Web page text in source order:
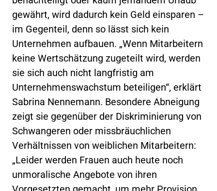
gewährt, wird dadurch kein Geld einsparen –
im Gegenteil, denn so lässt sich kein
Unternehmen aufbauen. „Wenn Mitarbeitern
keine Wertschätzung zugeteilt wird, werden
sie sich auch nicht langfristig am
Unternehmenswachstum beteiligen“, erklärt
Sabrina Nennemann. Besondere Abneigung
zeigt sie gegenüber der Diskriminierung von
Schwangeren oder missbräuchlichen
Verhältnissen von weiblichen Mitarbeitern:
„Leider werden Frauen auch heute noch
unmoralische Angebote von ihren